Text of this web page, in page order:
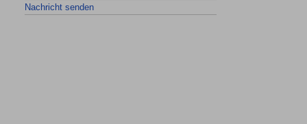
Nachricht senden